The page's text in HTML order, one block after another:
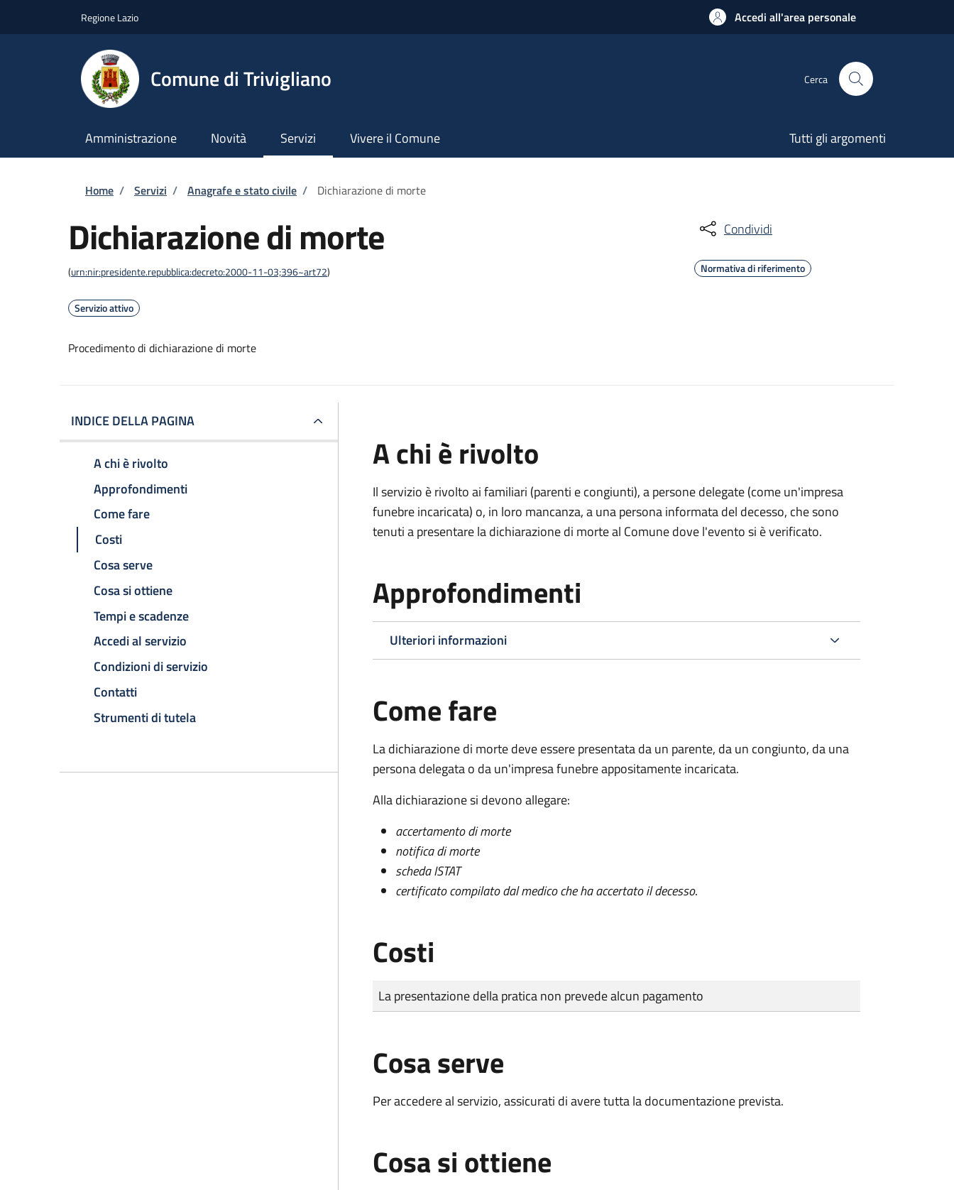
Regione Lazio Accedi all'area personale
Comune di Trivigliano Cerca
Amministrazione Novità Servizi Vivere il Comune Tutti gli argomenti
Briciole di pane
Home / Servizi / Anagrafe e stato civile / Dichiarazione di morte
Dichiarazione di morte
(urn:nir:presidente.repubblica:decreto:2000-11-03;396~art72)
Servizio attivo
Procedimento di dichiarazione di morte
Condividi
Normativa di riferimento
INDICE DELLA PAGINA
A chi è rivolto
Approfondimenti
Come fare
Costi
Cosa serve
Cosa si ottiene
Tempi e scadenze
Accedi al servizio
Condizioni di servizio
Contatti
Strumenti di tutela
A chi è rivolto
Il servizio è rivolto ai familiari (parenti e congiunti), a persone delegate (come un'impresa
funebre incaricata) o, in loro mancanza, a una persona informata del decesso, che sono
tenuti a presentare la dichiarazione di morte al Comune dove l'evento si è verificato.
Approfondimenti
Ulteriori informazioni
Come fare
La dichiarazione di morte deve essere presentata da un parente, da un congiunto, da una
persona delegata o da un'impresa funebre appositamente incaricata.
Alla dichiarazione si devono allegare:
accertamento di morte
notifica di morte
scheda ISTAT
certificato compilato dal medico che ha accertato il decesso.
Costi
Tipo di pagamento
Importo
La presentazione della pratica non prevede alcun pagamento
Cosa serve
Per accedere al servizio, assicurati di avere tutta la documentazione prevista.
Cosa si ottiene